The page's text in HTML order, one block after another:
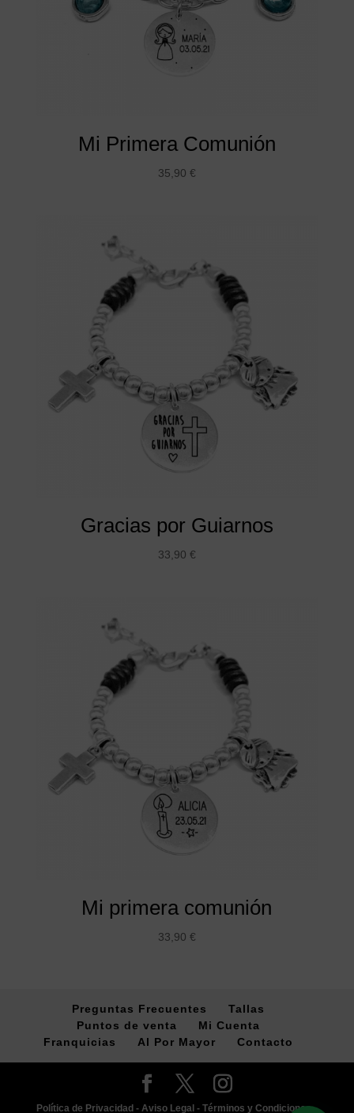
Mi Primera Comunión
35,90 €
Gracias por Guiarnos
33,90 €
Mi primera comunión
33,90 €
Preguntas Frecuentes
Tallas
Puntos de venta
Mi Cuenta
Franquicias
Al Por Mayor Contacto
Política de Privacidad - Aviso Legal -Términos y Condiciones -